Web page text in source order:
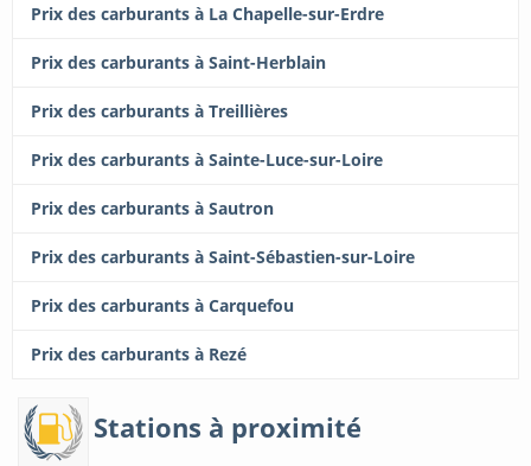
Prix des carburants à La Chapelle-sur-Erdre
Prix des carburants à Saint-Herblain
Prix des carburants à Treillières
Prix des carburants à Sainte-Luce-sur-Loire
Prix des carburants à Sautron
Prix des carburants à Saint-Sébastien-sur-Loire
Prix des carburants à Carquefou
Prix des carburants à Rezé
Stations à proximité